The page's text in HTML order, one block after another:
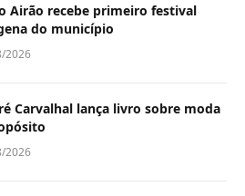
Airão recebe primeiro festival
do município
2026
Carvalhal lança livro sobre moda
2026